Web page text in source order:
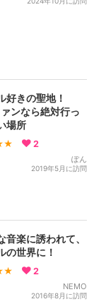
好きの聖地！
ンなら絶対行っ
場所
2
ぽん
2019年5月に訪問
音楽に誘われて、
の世界に！
2
NEMO
2016年8月に訪問